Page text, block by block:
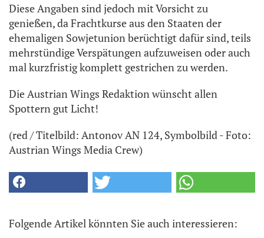
Diese Angaben sind jedoch mit Vorsicht zu
genießen, da Frachtkurse aus den Staaten der
ehemaligen Sowjetunion berüchtigt dafür sind, teils
mehrstündige Verspätungen aufzuweisen oder auch
mal kurzfristig komplett gestrichen zu werden.
Die Austrian Wings Redaktion wünscht allen
Spottern gut Licht!
(red / Titelbild: Antonov AN 124, Symbolbild - Foto:
Austrian Wings Media Crew)
Folgende Artikel könnten Sie auch interessieren: